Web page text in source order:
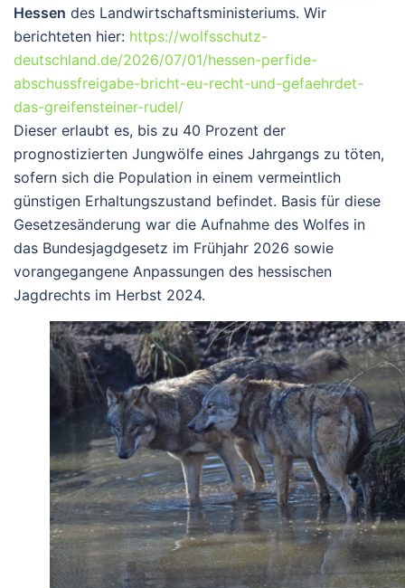
Hessen des Landwirtschaftsministeriums. Wir
berichteten hier: https://wolfsschutz-
deutschland.de/2026/07/01/hessen-perfide-
abschussfreigabe-bricht-eu-recht-und-gefaehrdet-
das-greifensteiner-rudel/
Dieser erlaubt es, bis zu 40 Prozent der
prognostizierten Jungwölfe eines Jahrgangs zu töten,
sofern sich die Population in einem vermeintlich
günstigen Erhaltungszustand befindet. Basis für diese
Gesetzesänderung war die Aufnahme des Wolfes in
das Bundesjagdgesetz im Frühjahr 2026 sowie
vorangegangene Anpassungen des hessischen
Jagdrechts im Herbst 2024.